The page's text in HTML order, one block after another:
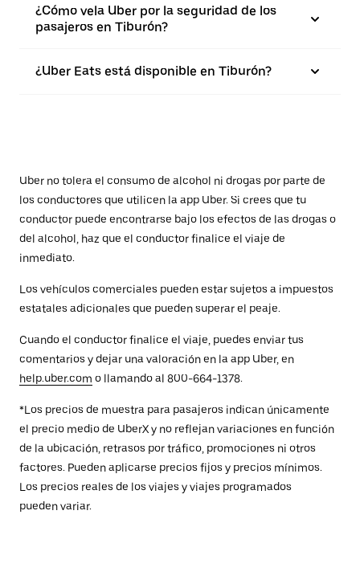
¿Cómo vela Uber por la seguridad de los
pasajeros en Tiburón?
¿Uber Eats está disponible en Tiburón?
Uber no tolera el consumo de alcohol ni drogas por parte de
los conductores que utilicen la app Uber. Si crees que tu
conductor puede encontrarse bajo los efectos de las drogas o
del alcohol, haz que el conductor finalice el viaje de
inmediato.
Los vehículos comerciales pueden estar sujetos a impuestos
estatales adicionales que pueden superar el peaje.
Cuando el conductor finalice el viaje, puedes enviar tus
comentarios y dejar una valoración en la app Uber, en
help.uber.com o llamando al 800-664-1378.
*Los precios de muestra para pasajeros indican únicamente
el precio medio de UberX y no reflejan variaciones en función
de la ubicación, retrasos por tráfico, promociones ni otros
factores. Pueden aplicarse precios fijos y precios mínimos.
Los precios reales de los viajes y viajes programados
pueden variar.